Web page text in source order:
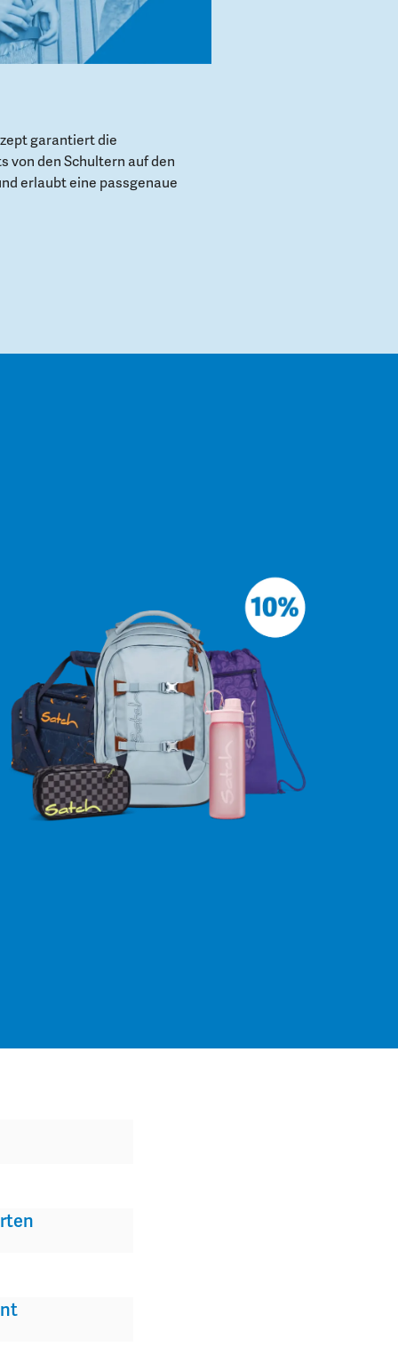
garantiert die
von den Schultern auf den
erlaubt eine passgenaue